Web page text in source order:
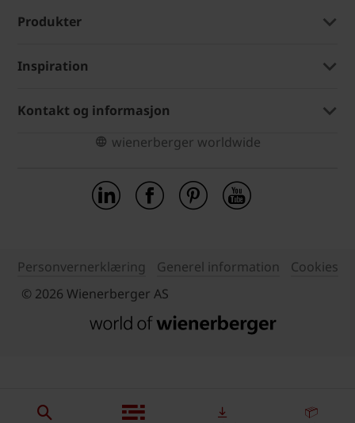
Produkter
Inspiration
Kontakt og informasjon
wienerberger worldwide
Personvernerklæring Generel information
Cookies
© 2026 Wienerberger AS